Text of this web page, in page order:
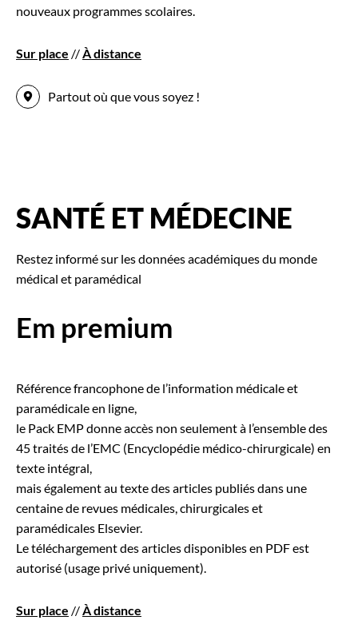
nouveaux programmes scolaires.
Sur place // À distance
Partout où que vous soyez !
SANTÉ ET MÉDECINE
Restez informé sur les données académiques du monde
médical et paramédical
Em premium
Référence francophone de l’information médicale et
paramédicale en ligne,
le Pack EMP donne accès non seulement à l’ensemble des
45 traités de l’EMC (Encyclopédie médico-chirurgicale) en
texte intégral,
mais également au texte des articles publiés dans une
centaine de revues médicales, chirurgicales et
paramédicales Elsevier.
Le téléchargement des articles disponibles en PDF est
autorisé (usage privé uniquement).
Sur place // À distance